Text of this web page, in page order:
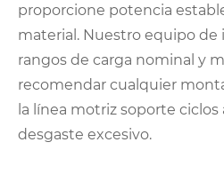
proporcione potencia
material. Nuestro equipo de
rangos de carga nominal y
recomendar cualquier
la línea motriz soporte ciclos
desgaste excesivo.